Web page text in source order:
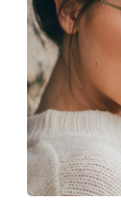
Sesso:
Categorie:
Marca:
Utilizzo:
Codice: